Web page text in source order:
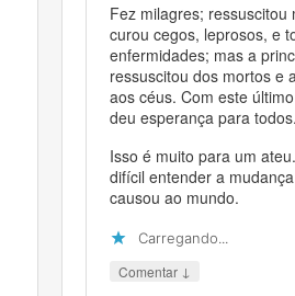
Fez milagres; ressuscitou
curou cegos, leprosos, e
enfermidades; mas a
ressuscitou dos mortos e
aos céus. Com este
deu esperança para todos.
Isso é muito para um
difícil entender a
causou ao mundo.
Carregando...
Comentar ↓